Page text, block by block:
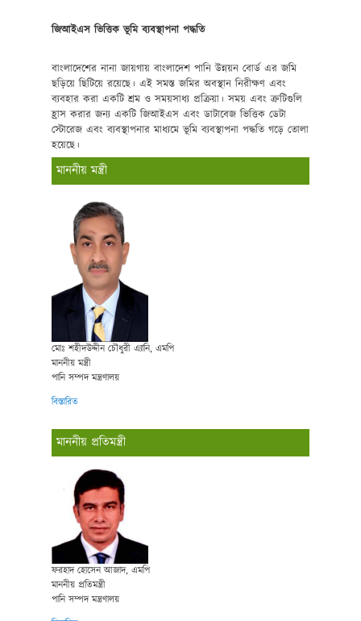
জিআইএস ভিত্তিক ভূমি ব্যবস্থাপনা পদ্ধতি
বাংলাদেশের নানা জায়গায় বাংলাদেশ পানি উন্নয়ন বোর্ড এর জমি
ছড়িয়ে ছিটিয়ে রয়েছে। এই সমস্ত জমির অবস্থান নিরীক্ষণ এবং
ব্যবহার করা একটি শ্রম ও সময়সাধ্য প্রক্রিয়া। সময় এবং ত্রুটিগুলি
হ্রাস করার জন্য একটি জিআইএস এবং ডাটাবেজ ভিত্তিক ডেটা
স্টোরেজ এবং ব্যবস্থাপনার মাধ্যমে ভূমি ব্যবস্থাপনা পদ্ধতি গড়ে তোলা
হয়েছে।
মাননীয় মন্ত্রী
মোঃ শহীদউদ্দীন চৌধুরী এ্যানি, এমপি
মাননীয় মন্ত্রী
পানি সম্পদ মন্ত্রণালয়
বিস্তারিত
মাননীয় প্রতিমন্ত্রী
ফরহাদ হোসেন আজাদ, এমপি
মাননীয় প্রতিমন্ত্রী
পানি সম্পদ মন্ত্রণালয়